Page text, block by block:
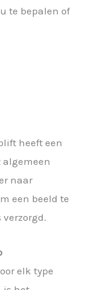
te bepalen of
heeft een
algemeen
naar
een beeld te
elk type